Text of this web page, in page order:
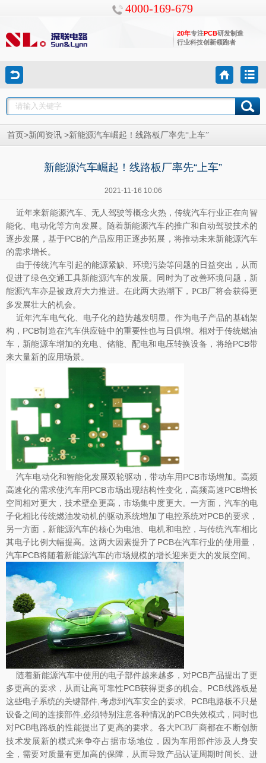
4000-169-679
20年专注PCB研发制造
行业科技创新领跑者
首页 >新闻资讯 >新能源汽车崛起！线路板厂率先“上车”
新能源汽车崛起！线路板厂率先“上车”
2021-11-16 10:06
近年来新能源汽车、无人驾驶等概念火热，传统汽车行业正在向智
能化、电动化等方向发展。随着新能源汽车的推广和自动驾驶技术的
逐步发展，基于PCB的产品应用正逐步拓展，将推动未来新能源汽车
的需求增长。
由于传统汽车引起的能源紧缺、环境污染等问题的日益突出，从而
促进了绿色交通工具新能源汽车的发展。同时为了改善环境问题，新
能源汽车亦是被政府大力推进。在此两大热潮下， PCB厂将会获得更
多发展壮大的机会。
近年汽车电气化、电子化的趋势越发明显。作为电子产品的基础架
构，PCB制造在汽车供应链中的重要性也与日俱增。相对于传统燃油
车，新能源车增加的充电、储能、配电和电压转换设备，将给PCB带
来大量新的应用场景。
汽车电动化和智能化发展双轮驱动，带动车用PCB市场增加。高频
高速化的需求使汽车用PCB市场出现结构性变化，高频高速PCB增长
空间相对更大，技术壁垒更高，市场集中度更大。一方面，汽车的电
子化相比传统燃油发动机的驱动系统增加了电控系统对PCB的要求，
另一方面，新能源汽车的核心为电池、电机和电控，与传统汽车相比
其电子比例大幅提高。这两大因素提升了PCB在汽车行业的使用量，
汽车PCB将随着新能源汽车的市场规模的增长迎来更大的发展空间。
随着新能源汽车中使用的电子部件越来越多，对PCB产品提出了更
多更高的要求，从而让高可靠性PCB获得更多的机会。PCB线路板是
这些电子系统的关键部件,考虑到汽车安全的要求, PCB电路板不只是
设备之间的连接部件,必须特别注意各种情况的PCB失效模式，同时也
对PCB电路板的性能提出了更高的要求。各大PCB厂商都在不断创新
技术发展新的模式来争夺占据市场地位，因为车用部件涉及人身安
全，需要对质量有更加高的保障，从而导致产品认证周期时间长、进